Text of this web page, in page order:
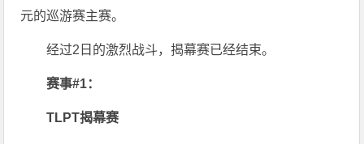
元的巡游赛主赛。
经过2日的激烈战斗，揭幕赛已经结束。
赛事#1：
TLPT揭幕赛